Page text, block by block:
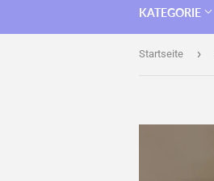
KATEGORIE
Startseite ›